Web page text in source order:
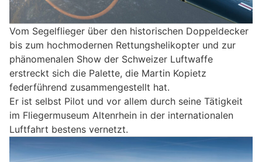
Vom Segelflieger über den historischen Doppeldecker
bis zum hochmodernen Rettungshelikopter und zur
phänomenalen Show der Schweizer Luftwaffe
erstreckt sich die Palette, die Martin Kopietz
federführend zusammengestellt hat.
Er ist selbst Pilot und vor allem durch seine Tätigkeit
im Fliegermuseum Altenrhein in der internationalen
Luftfahrt bestens vernetzt.